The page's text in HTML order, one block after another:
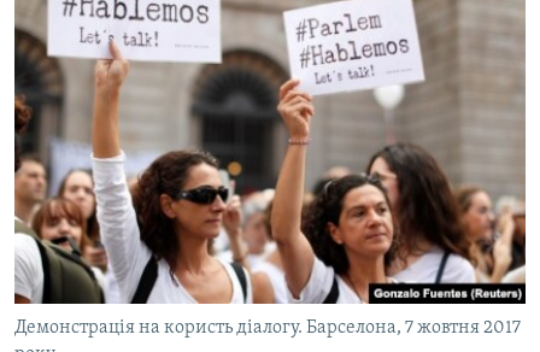
Демонстрація на користь діалогу. Барселона, 7 жовтня 2017